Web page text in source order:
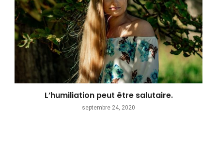
L’humiliation peut être salutaire.
septembre 24, 2020